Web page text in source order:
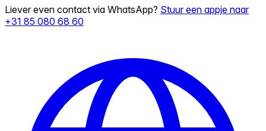
Liever even contact via WhatsApp? Stuur een appje naar
+31 85 080 68 60